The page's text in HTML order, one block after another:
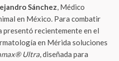
Sánchez, Médico
en México. Para combatir
presentó recientemente en el
en Mérida soluciones
Ultra, diseñada para